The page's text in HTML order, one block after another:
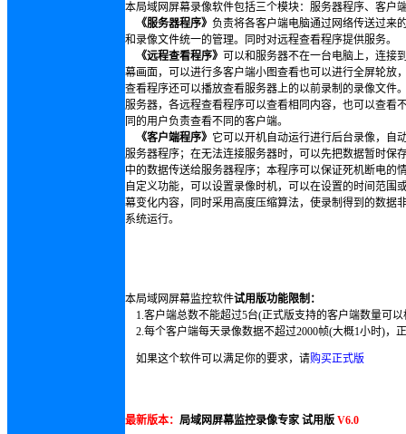
本局域网屏幕录像软件包括三个模块：服务器程序、客户
《服务器程序》 负责将各客户端电脑通过网络传送过来
和录像文件统一的管理。同时对远程查看程序提供服务。
《远程查看程序》 可以和服务器不在一台电脑上，连接
幕画面，可以进行多客户端小图查看也可以进行全屏轮放
查看程序还可以播放查看服务器上的以前录制的录像文件
服务器，各远程查看程序可以查看相同内容，也可以查看
同的用户负责查看不同的客户端。
《客户端程序》 它可以开机自动运行进行后台录像，自
服务器程序；在无法连接服务器时，可以先把数据暂时保
中的数据传送给服务器程序；本程序可以保证死机断电的
自定义功能，可以设置录像时机，可以在设置的时间范围
幕变化内容，同时采用高度压缩算法，使录制得到的数据
系统运行。
本局域网屏幕监控软件试用版功能限制：
1.客户端总数不能超过5台(正式版支持的客户端数量可
2.每个客户端每天录像数据不超过2000帧(大概1小时)，
如果这个软件可以满足你的要求，请购买正式版
最新版本： 局域网屏幕监控录像专家 试用版 V6.0